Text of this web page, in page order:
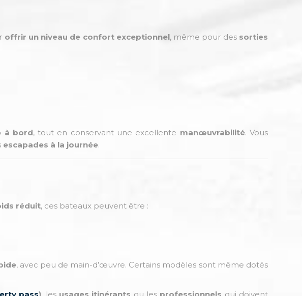
offrir un niveau de confort exceptionnel, même pour des sorties
à bord, tout en conservant une excellente manœuvrabilité. Vous
escapades à la journée.
réduit, ces bateaux peuvent être :
, avec peu de main-d’œuvre. Certains modèles sont même dotés